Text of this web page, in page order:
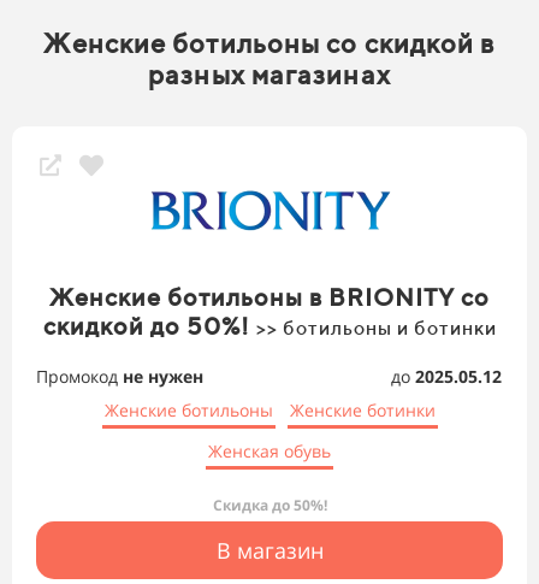
Женские ботильоны со скидкой в
разных магазинах
Женские ботильоны в BRIONITY со
скидкой до 50%! >> ботильоны и ботинки
Промокод не нужен до 2025.05.12
Женские ботильоны
Женские ботинки
Женская обувь
Скидка до 50%!
В магазин